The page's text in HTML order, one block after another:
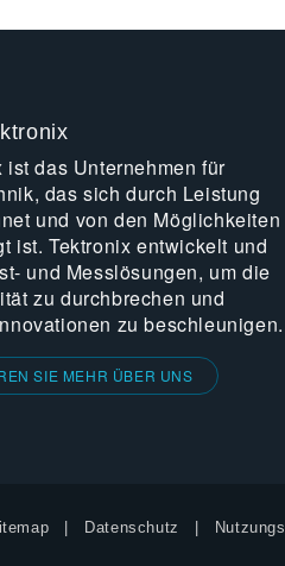
ist das Unternehmen für
das sich durch Leistung
und von den Möglichkeiten
ist. Tektronix entwickelt und
und Messlösungen, um die
zu durchbrechen und
zu beschleunigen.
SIE MEHR ÜBER UNS
Datenschutz